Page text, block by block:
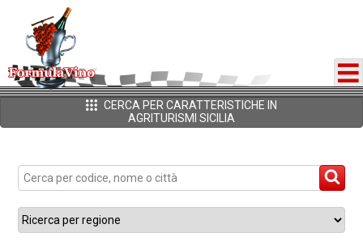
CERCA PER CARATTERISTICHE IN
AGRITURISMI SICILIA